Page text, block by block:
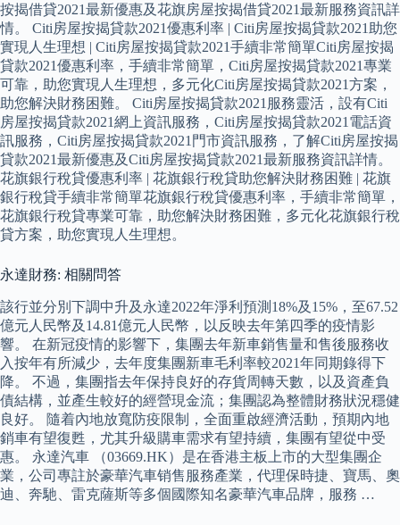
按揭借貸2021最新優惠及花旗房屋按揭借貸2021最新服務資訊詳
情。 Citi房屋按揭貸款2021優惠利率 | Citi房屋按揭貸款2021助您
實現人生理想 | Citi房屋按揭貸款2021手續非常簡單Citi房屋按揭
貸款2021優惠利率，手續非常簡單，Citi房屋按揭貸款2021專業
可靠，助您實現人生理想，多元化Citi房屋按揭貸款2021方案，
助您解決財務困難。 Citi房屋按揭貸款2021服務靈活，設有Citi
房屋按揭貸款2021網上資訊服務，Citi房屋按揭貸款2021電話資
訊服務，Citi房屋按揭貸款2021門市資訊服務，了解Citi房屋按揭
貸款2021最新優惠及Citi房屋按揭貸款2021最新服務資訊詳情。
花旗銀行稅貸優惠利率 | 花旗銀行稅貸助您解決財務困難 | 花旗
銀行稅貸手續非常簡單花旗銀行稅貸優惠利率，手續非常簡單，
花旗銀行稅貸專業可靠，助您解決財務困難，多元化花旗銀行稅
貸方案，助您實現人生理想。
永達財務: 相關問答
該行並分別下調中升及永達2022年淨利預測18%及15%，至67.52
億元人民幣及14.81億元人民幣，以反映去年第四季的疫情影
響。 在新冠疫情的影響下，集團去年新車銷售量和售後服務收
入按年有所減少，去年度集團新車毛利率較2021年同期錄得下
降。 不過，集團指去年保持良好的存貨周轉天數，以及資產負
債結構，並產生較好的經營現金流；集團認為整體財務狀況穩健
良好。 隨着內地放寬防疫限制，全面重啟經濟活動，預期內地
銷車有望復甦，尤其升級購車需求有望持續，集團有望從中受
惠。 永達汽車 （03669.HK）是在香港主板上市的大型集團企
業，公司專註於豪華汽車销售服務產業，代理保時捷、寶馬、奧
迪、奔馳、雷克薩斯等多個國際知名豪華汽車品牌，服務 …